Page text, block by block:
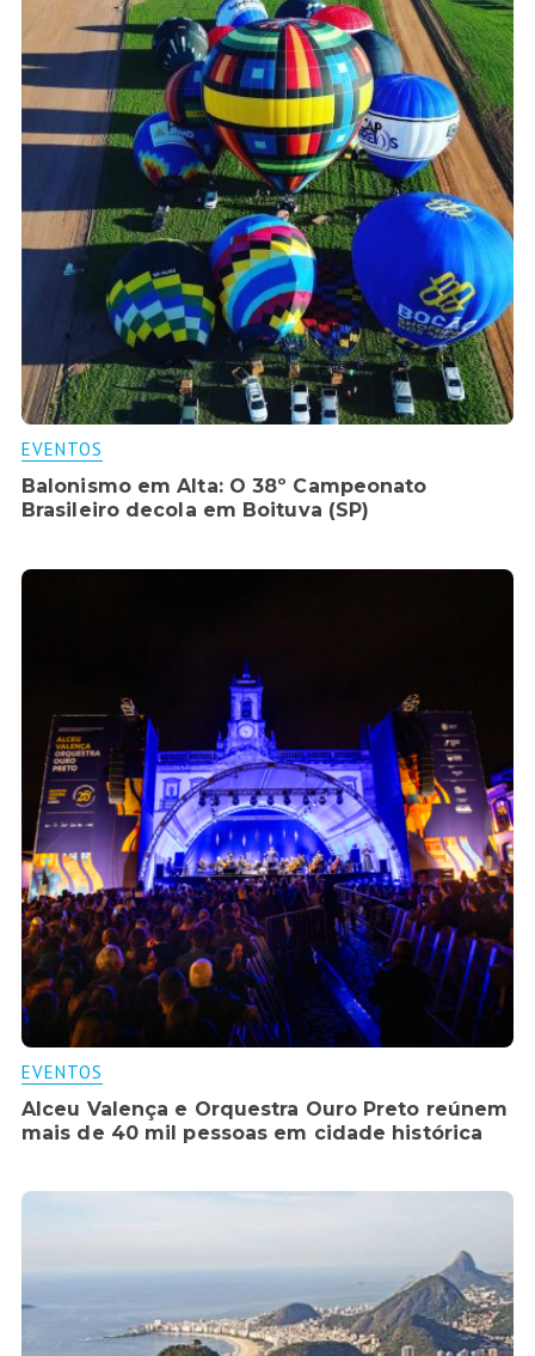
EVENTOS
Balonismo em Alta: O 38º Campeonato
Brasileiro decola em Boituva (SP)
EVENTOS
Alceu Valença e Orquestra Ouro Preto reúnem
mais de 40 mil pessoas em cidade histórica